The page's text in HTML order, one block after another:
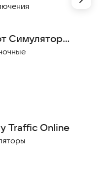
Симулятор:
Traffic Online